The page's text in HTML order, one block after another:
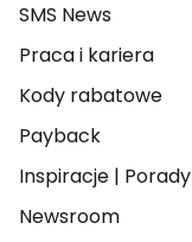
SMS News
Praca i kariera
Kody rabatowe
Payback
Inspiracje | Porady
Newsroom